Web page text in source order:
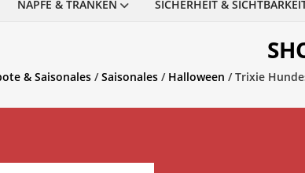
NÄPFE & TRÄNKEN SICHERHEIT &
& Saisonales/Saisonales/ Halloween / Trixie